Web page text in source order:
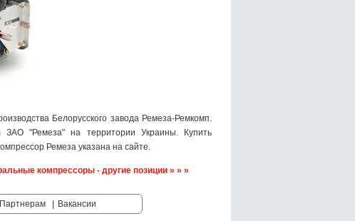
Белорусского завода Ремеза-Ремкомп.
ЗАО "Ремеза" на территории Украины. Купить
Ремеза указана на сайте.
компрессоры - другие позиции » » »
Партнерам Вакансии